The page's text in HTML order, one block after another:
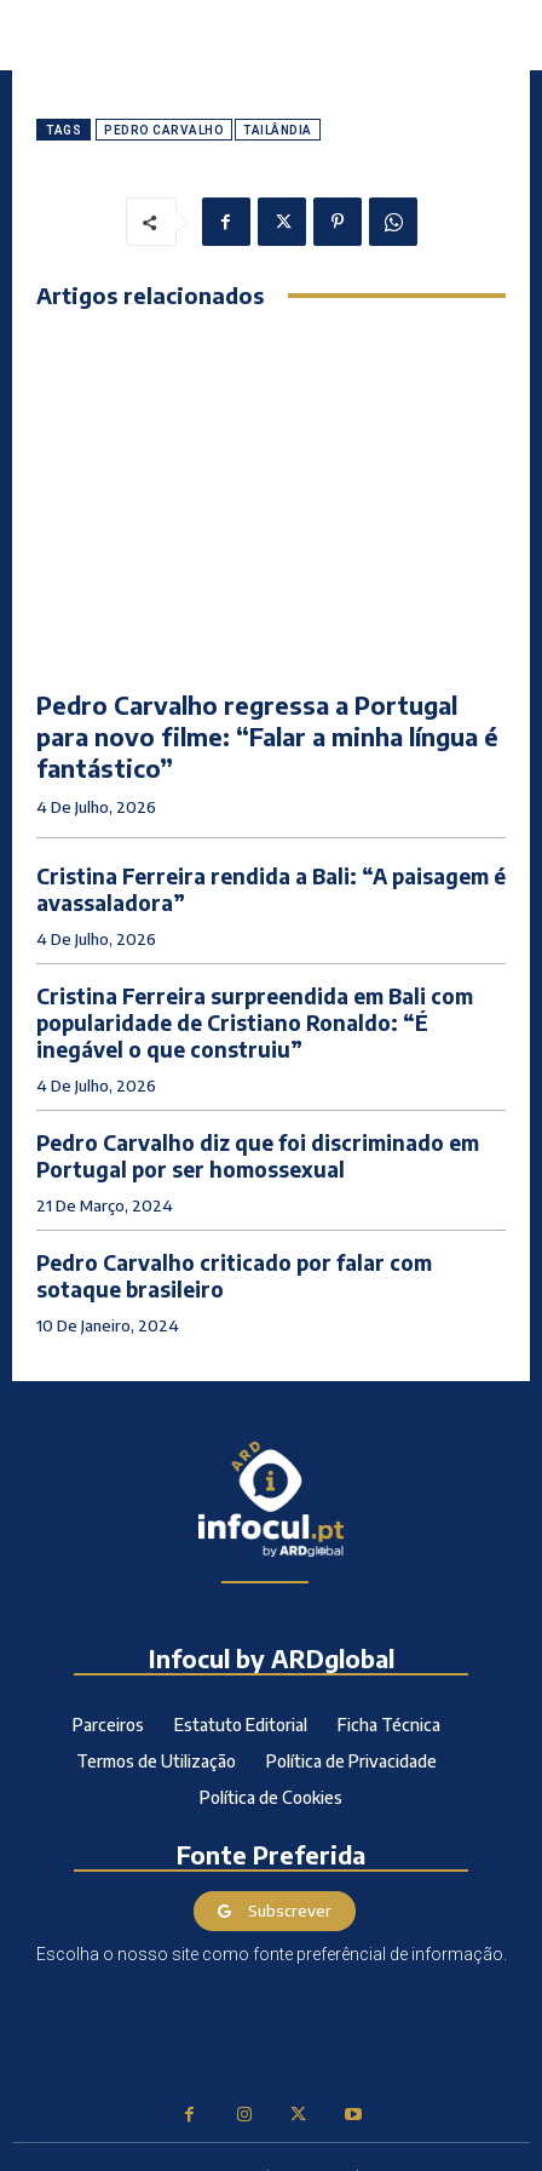
TAGS PEDRO CARVALHO TAILÂNDIA
Artigos relacionados
Pedro Carvalho regressa a Portugal
para novo filme: “Falar a minha língua é
fantástico”
4 De Julho, 2026
Cristina Ferreira rendida a Bali: “A paisagem é
avassaladora”
4 De Julho, 2026
Cristina Ferreira surpreendida em Bali com
popularidade de Cristiano Ronaldo: “É
inegável o que construiu”
4 De Julho, 2026
Pedro Carvalho diz que foi discriminado em
Portugal por ser homossexual
21 De Março, 2024
Pedro Carvalho criticado por falar com
sotaque brasileiro
10 De Janeiro, 2024
Infocul by ARDglobal
Parceiros Estatuto Editorial
Ficha Técnica
Termos de Utilização
Política de Privacidade
Política de Cookies
Fonte Preferida
Subscrever
Escolha o nosso site como fonte preferêncial de informação.